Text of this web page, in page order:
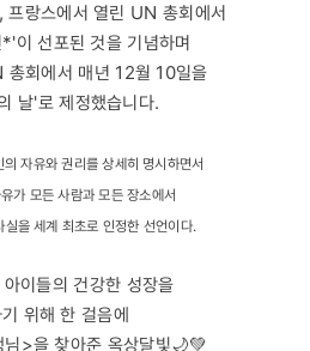
랑스에서 열린 UN 총회에서
이 선포된 것을 기념하며
회에서 매년 12월 10일을
날'로 제정했습니다.
자유와 권리를 상세히 명시하면서
가 모든 사람과 모든 장소에서
실을 세계 최초로 인정한 선언이다.
이들의 건강한 성장을
위해 한 걸음에
님>을 찾아준 옥상달빛🌙💚